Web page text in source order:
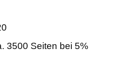
3500 Seiten bei 5%